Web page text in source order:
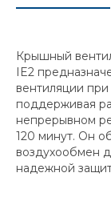
Крышный
IE2
вентиляции
поддерживая
непрерывном
120 минут. Он
воздухообмен
надежной